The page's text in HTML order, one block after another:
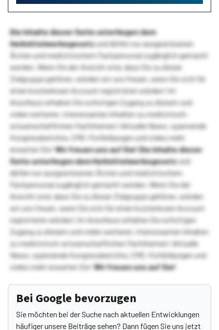
Die Inhalte dieser Seite unterliegen dem
Heilmittelwerbegesetzund dürfen nur ausgewiesenen
Ärzten und medizinischem Fachpersonal zugänglich gemacht
werden. Wenn Sie der Ansicht sind, dass Sie zu dieser
Zielgruppe gehören, würden wir uns freuen, wenn Sie sich für
einen kostenlosen Account registrieren würden! Im
Anschluss erhalten Sie sofortigen Zugang zu diesem und
vielen weiteren, interessanten Inhalten zu medizinisch-
wissenschaftlichen Fachthemen! Aktuelle News, spannende
Kongressberichte, CME-Fortbildungen und vieles mehr
erwarten Sie!Wir freuen uns auf Sie!Die Inhalte dieser
Seite unterliegen dem Heilmittelwerbegesetzund
dürfen nur ausgewiesenen Ärzten und medizinischem
Fachpersonal zugänglich gemacht werden. Wenn Sie der
Ansicht sind, dass Sie zu dieser Zielgruppe gehören, würden
wir uns freuen, wenn Sie sich für einen kostenlosen Account
registrieren würden! Im Anschluss erhalten Sie sofortigen
Zugang zu diesem und vielen weiteren, interessanten Inhalten
zu medizinisch-wissenschaftlichen Fachthemen! Aktuelle
News, spannende Kongressberichte, CME-Fortbildungen und
vieles mehr erwarten Sie!Wir freuen uns auf Sie!
Bei Google bevorzugen
Sie möchten bei der Suche nach aktuellen Entwicklungen
häufiger unsere Beiträge sehen? Dann fügen Sie uns jetzt